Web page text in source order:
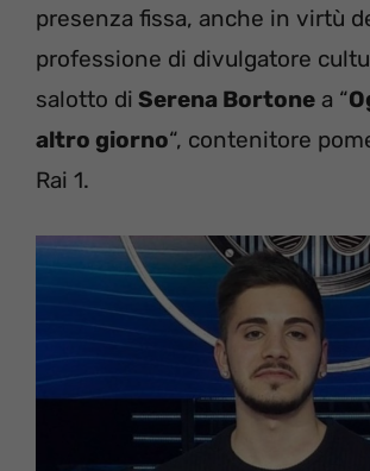
presenza fissa, anche in virtù
professione di divulgatore
salotto di Serena Bortone a “
altro giorno“, contenitore
Rai 1.